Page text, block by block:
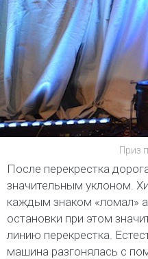
Приз
После перекрестка
значительным уклоном.
каждым знаком «ломал»
остановки при этом
линию перекрестка.
машина разгонялась с